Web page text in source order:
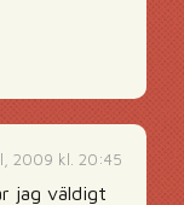
2009 kl. 20:45
jag väldigt